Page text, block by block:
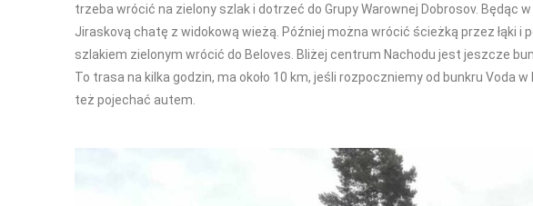
trzeba wrócić na zielony szlak i dotrzeć do Grupy Warownej Dobrosov. Będąc
Jiraskovą chatę z widokową wieżą. Później można wrócić ścieżką przez łąki i
szlakiem zielonym wrócić do Beloves. Bliżej centrum Nachodu jest jeszcze
To trasa na kilka godzin, ma około 10 km, jeśli rozpoczniemy od bunkru Voda
też pojechać autem.